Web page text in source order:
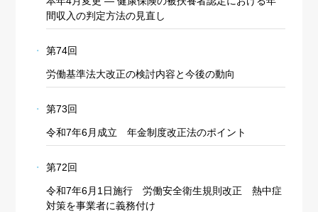
間収入の判定方法の見直し
第74回
労働基準法大改正の検討内容と今後の動向
第73回
令和7年6月成立 年金制度改正法のポイント
第72回
令和7年6月1日施行 労働安全衛生規則改正 熱中症
対策を事業者に義務付け